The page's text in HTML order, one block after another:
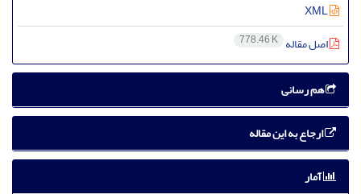
اصل مقاله 778.46 K
هم رسانی
ارجاع به این مقاله
آمار